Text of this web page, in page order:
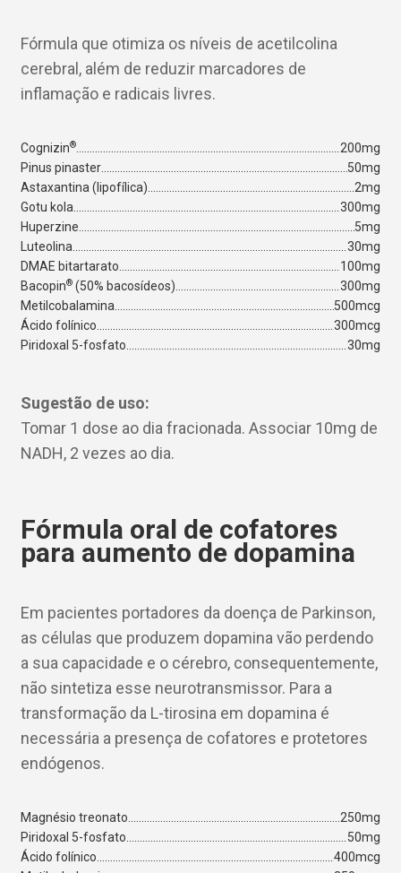
Fórmula que otimiza os níveis de acetilcolina
cerebral, além de reduzir marcadores de
inflamação e radicais livres.
Cognizin®
200mg
Pinus pinaster
50mg
Astaxantina (lipofílica)
2mg
Gotu kola
300mg
Huperzine
5mg
Luteolina
30mg
DMAE bitartarato
100mg
Bacopin® (50% bacosídeos)
300mg
Metilcobalamina
500mcg
Ácido folínico
300mcg
Piridoxal 5-fosfato
30mg
Sugestão de uso:
Tomar 1 dose ao dia fracionada. Associar 10mg de
NADH, 2 vezes ao dia.
Fórmula oral de cofatores
para aumento de dopamina
Em pacientes portadores da doença de Parkinson,
as células que produzem dopamina vão perdendo
a sua capacidade e o cérebro, consequentemente,
não sintetiza esse neurotransmissor. Para a
transformação da L-tirosina em dopamina é
necessária a presença de cofatores e protetores
endógenos.
Magnésio treonato
250mg
Piridoxal 5-fosfato
50mg
Ácido folínico
400mcg